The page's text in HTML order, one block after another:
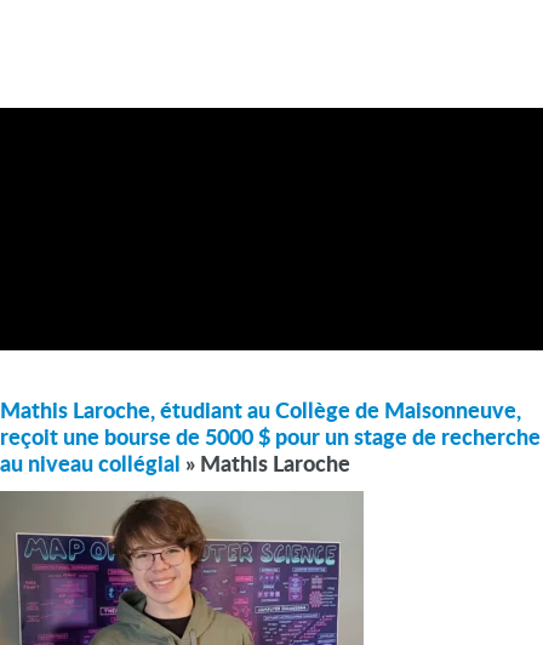
Mathis Laroche, étudiant au Collège de Maisonneuve,
reçoit une bourse de 5000 $ pour un stage de recherche
au niveau collégial » Mathis Laroche